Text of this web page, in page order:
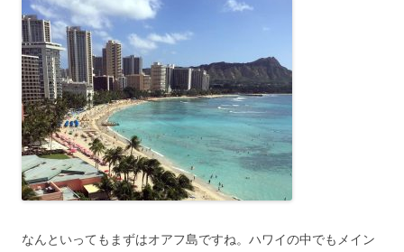
なんといってもまずはオアフ島ですね。ハワイの中でもメイン